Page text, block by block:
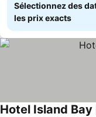
Sélectionnez des
les prix exacts
Hotel Island